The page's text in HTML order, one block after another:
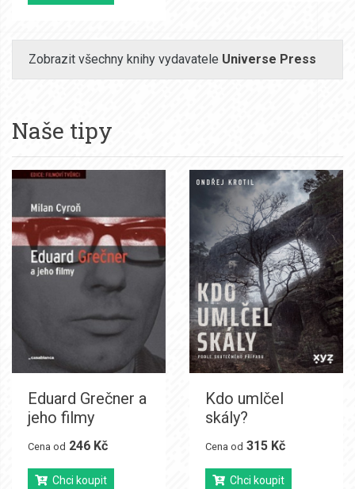
Zobrazit všechny knihy vydavatele Universe Press
Naše tipy
Eduard Grečner a
jeho filmy
Cena od 246 Kč
Chci koupit
Kdo umlčel
skály?
Cena od 315 Kč
Chci koupit